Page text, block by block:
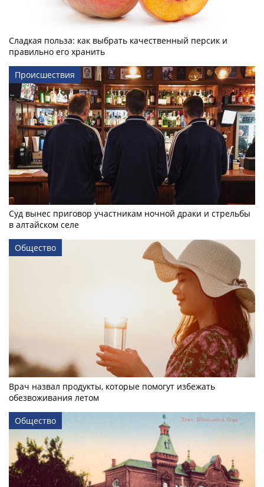
Сладкая польза: как выбрать качественный персик и
правильно его хранить
Происшествия
Суд вынес приговор участникам ночной драки и стрельбы
в алтайском селе
Общество
Врач назвал продукты, которые помогут избежать
обезвоживания летом
Общество